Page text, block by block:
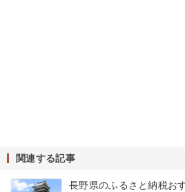
関連する記事
長野県のふるさと納税お